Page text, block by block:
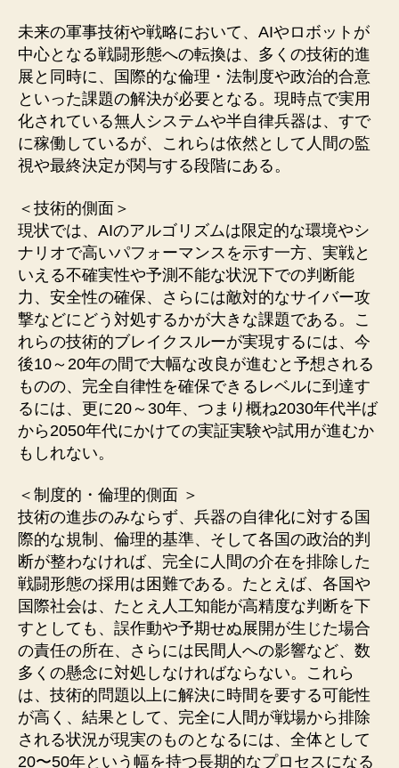
未来の軍事技術や戦略において、AIやロボットが
中心となる戦闘形態への転換は、多くの技術的進
展と同時に、国際的な倫理・法制度や政治的合意
といった課題の解決が必要となる。現時点で実用
化されている無人システムや半自律兵器は、すで
に稼働しているが、これらは依然として人間の監
視や最終決定が関与する段階にある。
＜技術的側面＞
現状では、AIのアルゴリズムは限定的な環境やシ
ナリオで高いパフォーマンスを示す一方、実戦と
いえる不確実性や予測不能な状況下での判断能
力、安全性の確保、さらには敵対的なサイバー攻
撃などにどう対処するかが大きな課題である。こ
れらの技術的ブレイクスルーが実現するには、今
後10～20年の間で大幅な改良が進むと予想される
ものの、完全自律性を確保できるレベルに到達す
るには、更に20～30年、つまり概ね2030年代半ば
から2050年代にかけての実証実験や試用が進むか
もしれない。
＜制度的・倫理的側面 ＞
技術の進歩のみならず、兵器の自律化に対する国
際的な規制、倫理的基準、そして各国の政治的判
断が整わなければ、完全に人間の介在を排除した
戦闘形態の採用は困難である。たとえば、各国や
国際社会は、たとえ人工知能が高精度な判断を下
すとしても、誤作動や予期せぬ展開が生じた場合
の責任の所在、さらには民間人への影響など、数
多くの懸念に対処しなければならない。これら
は、技術的問題以上に解決に時間を要する可能性
が高く、結果として、完全に人間が戦場から排除
される状況が現実のものとなるには、全体として
20〜50年という幅を持つ長期的なプロセスになる